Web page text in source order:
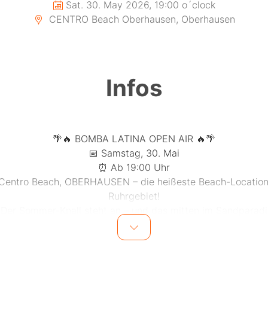
Sat. 30. May 2026, 19:00 o´clock
CENTRO Beach Oberhausen, Oberhausen
Infos
🌴🔥 BOMBA LATINA OPEN AIR 🔥🌴
📅 Samstag, 30. Mai
⏰ Ab 19:00 Uhr
Beach, OBERHAUSEN – die heißeste Beach-
Ruhrgebiet!
Feier mit uns unter Palmen, barfuß im Sand, mit Blick auf den
– im einzigartigen Centro Beach, der ultimativen